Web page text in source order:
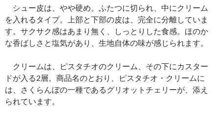
シュー皮は、やや硬め。ふたつに切られ、中にクリーム
を入れるタイプ。上部と下部の皮は、完全に分離していま
す。サクサク感はあまり無く、しっとりした食感。ほのか
な香ばしさと塩気があり、生地自体の味が感じられます。
クリームは、ピスタチオのクリーム、その下にカスター
ドが入る2層。商品名のとおり、ピスタチオ・クリームに
は、さくらんぼの一種であるグリオットチェリーが、添え
られています。